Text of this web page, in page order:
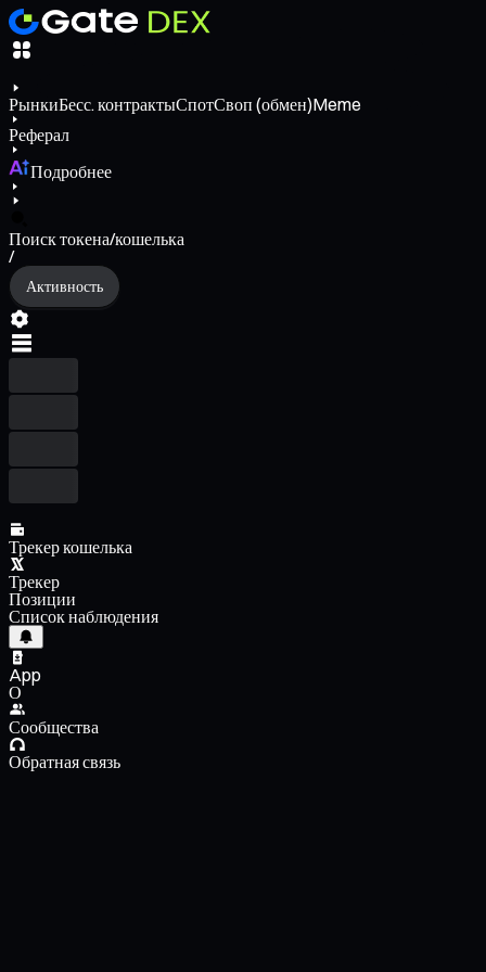
РынкиБесс. контрактыСпотСвоп (обмен)Meme
Реферал
Подробнее
Поиск токена/кошелька
/
Активность
Трекер кошелька
Трекер
Позиции
Список наблюдения
App
О
Сообщества
Обратная связь